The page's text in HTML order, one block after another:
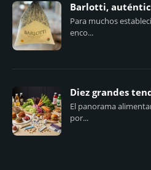
Barlotti,
Para muchos
enco...
Diez grandes
El panorama
por...